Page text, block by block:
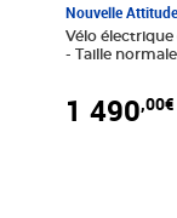
Nouvelle Attitude
Vélo
- Taille
1 490,00€